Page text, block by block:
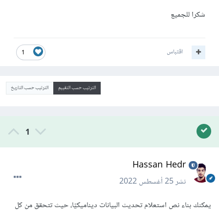
شكرا للجميع
1 اقتباس
الترتيب حسب التقييم الترتيب حسب التاريخ
1
Hassan Hedr
نشر25 أغسطس 2022
يمكنك بناء نص استعلام تحديث البيانات ديناميكيًا، حيث تتحقق من كل